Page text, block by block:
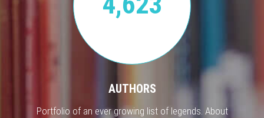
AUTHORS
Portfolio of an ever growing list of legends. About